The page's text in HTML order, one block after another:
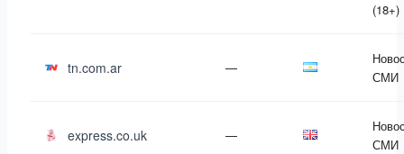
(18+)
tn.com.ar —
СМИ
express.co.uk —
СМИ